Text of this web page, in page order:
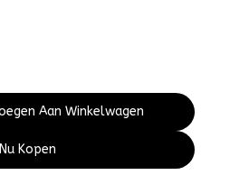
Aan Winkelwagen
Nu Kopen